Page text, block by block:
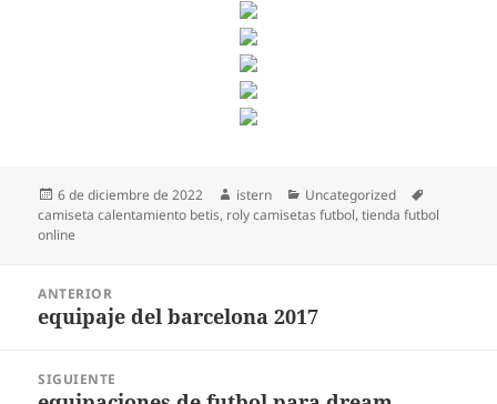
Publicado
el
6 de diciembre de 2022 Autor
istern Categorías
Uncategorized
camiseta calentamiento betis, roly camisetas futbol,tienda futbol
online
entradas
ANTERIOR
Entrada
equipaje del barcelona 2017
SIGUIENTE